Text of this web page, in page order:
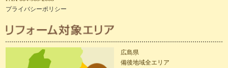
プライバシーポリシー
広島県
備後地域全エリア